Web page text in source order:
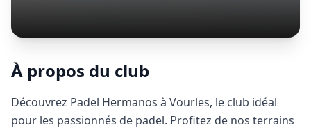
À propos du club
Découvrez Padel Hermanos à Vourles, le club idéal
pour les passionnés de padel. Profitez de nos terrains